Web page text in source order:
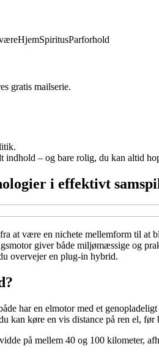
HjemSpiritusParforhold
gratis mailserie.
– og bare rolig, du kan altid
i effektivt
at være en nichete mellemform til at
giver både miljømæssige og
overvejer en plug-in hybrid.
har en elmotor med et
kan køre en vis distance på ren el, før
på mellem 40 og 100 kilometer,